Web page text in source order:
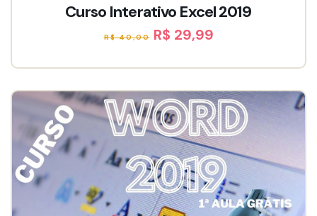
Curso Interativo Excel 2019
R$ 40,00 R$ 29,99